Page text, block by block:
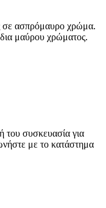
σε ασπρόμαυρο χρώμα.
μαύρου χρώματος.
του συσκευασία για
με το κατάστημα